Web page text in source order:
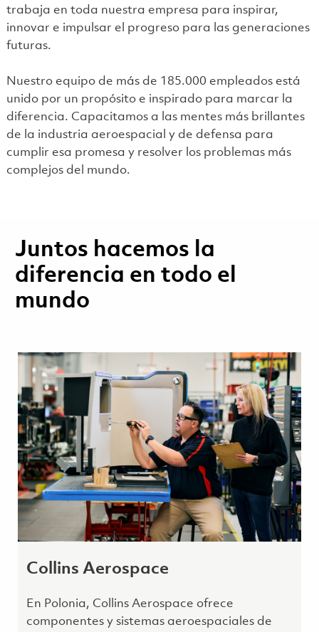
trabaja en toda nuestra empresa para inspirar,
innovar e impulsar el progreso para las generaciones
futuras.
Nuestro equipo de más de 185.000 empleados está
unido por un propósito e inspirado para marcar la
diferencia. Capacitamos a las mentes más brillantes
de la industria aeroespacial y de defensa para
cumplir esa promesa y resolver los problemas más
complejos del mundo.
Juntos hacemos la
diferencia en todo el
mundo
Collins Aerospace
En Polonia, Collins Aerospace ofrece
componentes y sistemas aeroespaciales de